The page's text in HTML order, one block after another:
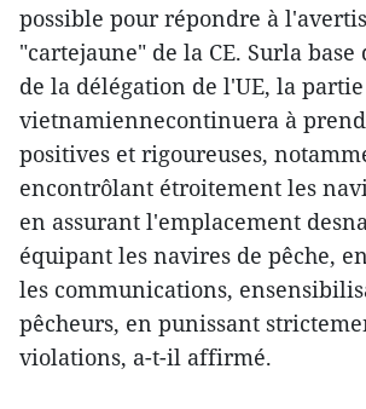
possible pour répondre à
"cartejaune" de la CE. Surla
de la délégation de l'UE, la partie
vietnamiennecontinuera à
positives et rigoureuses,
encontrôlant étroitement les
en assurant l'emplacement
équipant les navires de pêche,
les communications,
pêcheurs, en punissant
violations, a-t-il affirmé.